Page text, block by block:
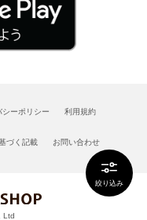
絞り込み
シーポリシー 利用規約
づく記載 お問い合わせ
Ltd